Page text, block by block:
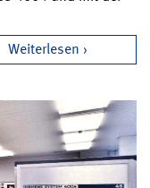
Weiterlesen